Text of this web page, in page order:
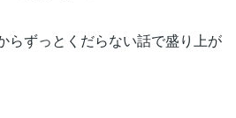
らずっとくだらない話で盛り上が